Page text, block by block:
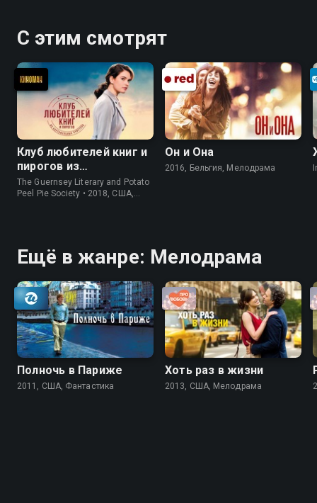
С этим смотрят
Клуб любителей книг и
пирогов из
картофельных
очистков
The Guernsey Literary and Potato
Peel Pie Society • 2018, США,
Он и Она
2016, Бельгия, Мелодрама
Ещё в жанре: Мелодрама
Полночь в Париже
2011, США, Фантастика
Хоть раз в жизни
2013, США, Мелодрама